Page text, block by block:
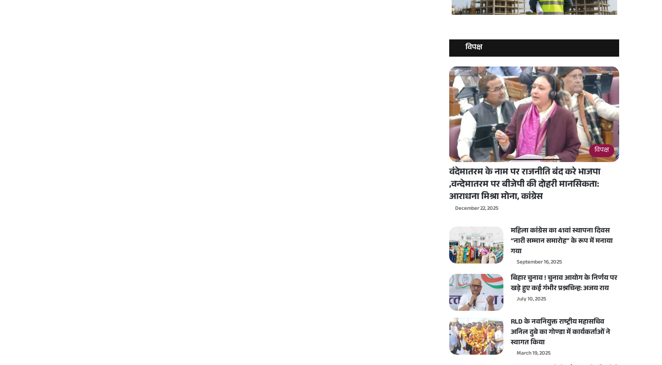
विपक्ष
विपक्ष
वंदेमातरम के नाम पर राजनीति बंद करे भाजपा
,वन्देमातरम पर बीजेपी की दोहरी मानसिकता:
आराधना मिश्रा मोना, कांग्रेस
December 22, 2025
महिला कांग्रेस का 41वां स्थापना दिवस
“नारी सम्मान समारोह” के रूप में मनाया
गया
September 16, 2025
बिहार चुनाव ! चुनाव आयोग के निर्णय पर
खड़े हुए कई गंभीर प्रश्नचिन्ह: अजय राय
July 10, 2025
RLD के नवनियुक्त राष्ट्रीय महासचिव
अनिल दुबे का गोण्डा में कार्यकर्ताओं ने
स्वागत किया
March 19, 2025